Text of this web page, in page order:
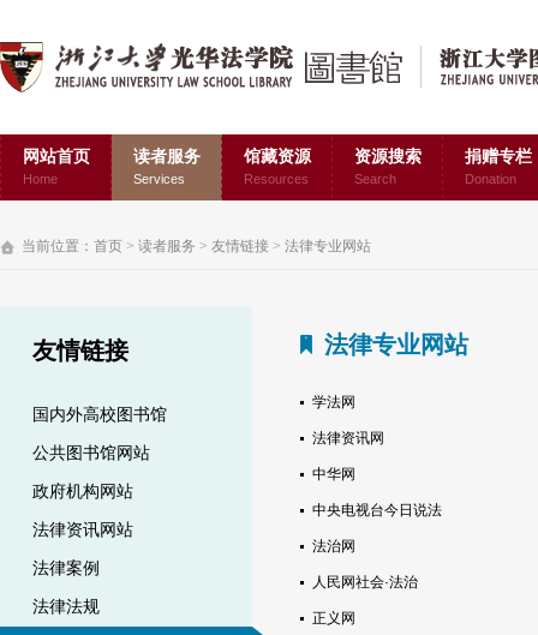
网站首页
Home
读者服务
Services
馆藏资源
Resources
资源搜索
Search
捐赠专栏
Donation
当前位置： 首页 > 读者服务 > 友情链接 > 法律专业网站
友情链接
国内外高校图书馆
公共图书馆网站
政府机构网站
法律资讯网站
法律案例
法律法规
法律专业网站
学法网
法律资讯网
中华网
中央电视台今日说法
法治网
人民网社会·法治
正义网